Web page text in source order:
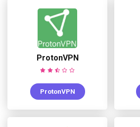
ProtonVPN
ProtonVPN